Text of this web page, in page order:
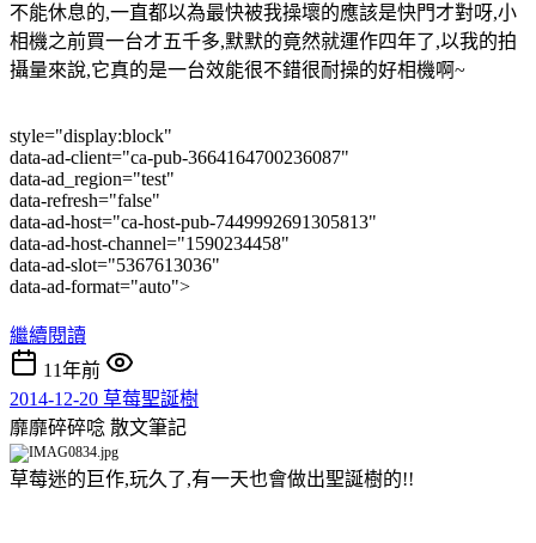
不能休息的,一直都以為最快被我操壞的應該是快門才對呀,小
相機之前買一台才五千多,默默的竟然就運作四年了,以我的拍
攝量來說,它真的是一台效能很不錯很耐操的好相機啊~
style="display:block"
data-ad-client="ca-pub-3664164700236087"
data-ad_region="test"
data-refresh="false"
data-ad-host="ca-host-pub-7449992691305813"
data-ad-host-channel="1590234458"
data-ad-slot="5367613036"
data-ad-format="auto">
繼續閱讀
11年前
2014-12-20 草莓聖誕樹
靡靡碎碎唸 散文筆記
草莓迷的巨作,玩久了,有一天也會做出聖誕樹的!!